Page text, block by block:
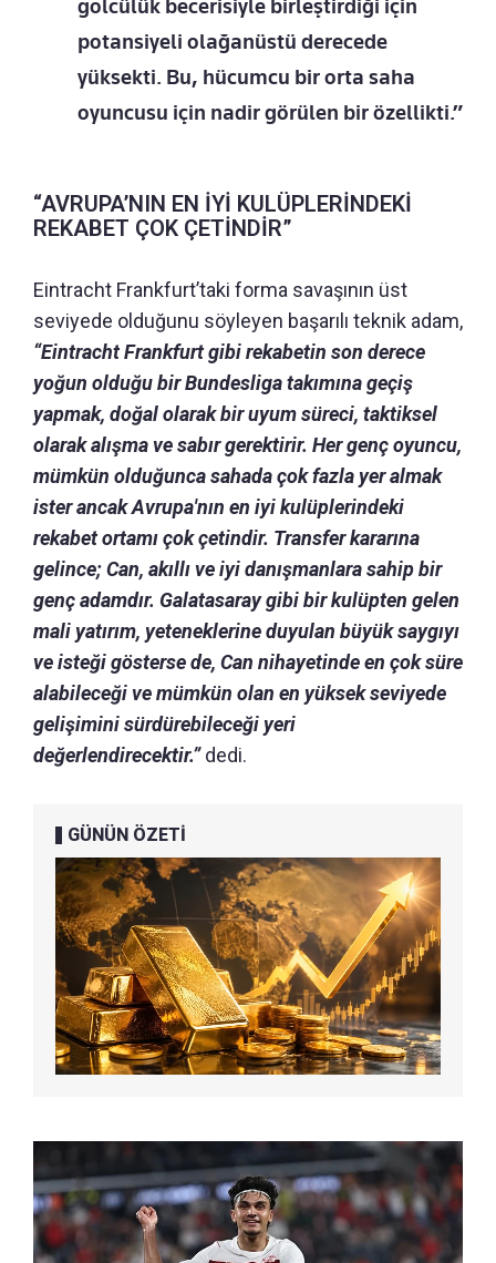
golcülük becerisiyle birleştirdiği için
potansiyeli olağanüstü derecede
yüksekti. Bu, hücumcu bir orta saha
oyuncusu için nadir görülen bir özellikti.”
“AVRUPA’NIN EN İYİ KULÜPLERİNDEKİ
REKABET ÇOK ÇETİNDİR”
Eintracht Frankfurt’taki forma savaşının üst
seviyede olduğunu söyleyen başarılı teknik adam,
“Eintracht Frankfurt gibi rekabetin son derece
yoğun olduğu bir Bundesliga takımına geçiş
yapmak, doğal olarak bir uyum süreci, taktiksel
olarak alışma ve sabır gerektirir. Her genç oyuncu,
mümkün olduğunca sahada çok fazla yer almak
ister ancak Avrupa'nın en iyi kulüplerindeki
rekabet ortamı çok çetindir. Transfer kararına
gelince; Can, akıllı ve iyi danışmanlara sahip bir
genç adamdır. Galatasaray gibi bir kulüpten gelen
mali yatırım, yeteneklerine duyulan büyük saygıyı
ve isteği gösterse de, Can nihayetinde en çok süre
alabileceği ve mümkün olan en yüksek seviyede
gelişimini sürdürebileceği yeri
değerlendirecektir.” dedi.
GÜNÜN ÖZETİ